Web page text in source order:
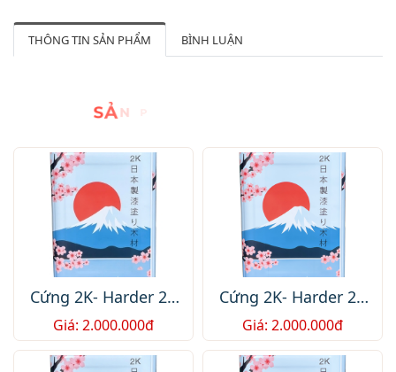
THÔNG TIN SẢN PHẨM BÌNH LUẬN
Cứng 2K- Harder 2K
JP-C5-
2.000.000.1/1Thùng
/751$ /Box
Giá: 2.000.000đ
Cứng 2K- Harder 2K
JP-C5-
2.000.000.1/1Thùng
/751$ /Box
Giá: 2.000.000đ